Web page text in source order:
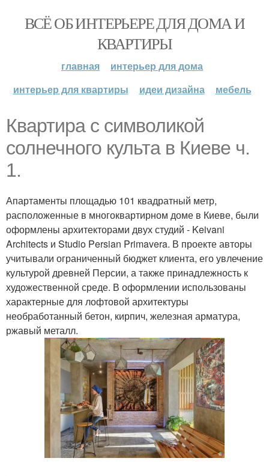
ВСЁ ОБ ИНТЕРЬЕРЕ ДЛЯ ДОМА И
КВАРТИРЫ
главная
интерьер для дома
интерьер для квартиры
идеи дизайна мебель
Квартира с символикой
солнечного культа в Киеве ч.
1.
Апартаменты площадью 101 квадратный метр,
расположенные в многоквартирном доме в Киеве, были
оформлены архитекторами двух студий - Keivani
Architects и Studio Persian Primavera. В проекте авторы
учитывали ограниченный бюджет клиента, его увлечение
культурой древней Персии, а также принадлежность к
художественной среде. В оформлении использованы
характерные для лофтовой архитектуры
необработанный бетон, кирпич, железная арматура,
ржавый металл.